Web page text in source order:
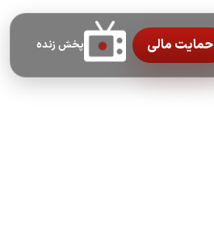
حمایت مالی پخش زنده